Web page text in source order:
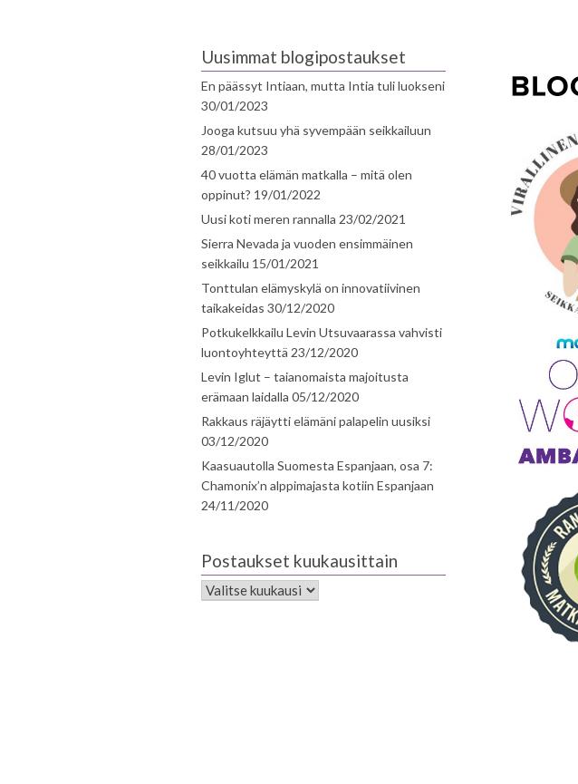
Uusimmat blogipostaukset
En päässyt Intiaan, mutta Intia tuli luokseni
30/01/2023
Jooga kutsuu yhä syvempään seikkailuun
28/01/2023
40 vuotta elämän matkalla – mitä olen
oppinut? 19/01/2022
Uusi koti meren rannalla 23/02/2021
Sierra Nevada ja vuoden ensimmäinen
seikkailu 15/01/2021
Tonttulan elämyskylä on innovatiivinen
taikakeidas 30/12/2020
Potkukelkkailu Levin Utsuvaarassa vahvisti
luontoyhteyttä 23/12/2020
Levin Iglut – taianomaista majoitusta
erämaan laidalla 05/12/2020
Rakkaus räjäytti elämäni palapelin uusiksi
03/12/2020
Kaasuautolla Suomesta Espanjaan, osa 7:
Chamonix’n alppimajasta kotiin Espanjaan
24/11/2020
Postaukset kuukausittain